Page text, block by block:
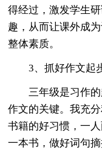
得经过，激发学生
趣，从而让课外成
整体素质。
3、抓好作文起
三年级是习作
作文的关键。我充
书籍的好习惯，一
一本书，做好词句